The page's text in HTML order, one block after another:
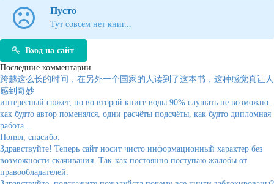
Пусто
Тут совсем нет книг...
Вход на сайт
Последние комментарии
跨越这么长的时间，在另外一个国家的人读到了这本书，这种感觉真让人
感到奇妙
интересный сюжет, но во второй книге воды 90% слушать не возможно.
как будто автор поменялся, одни расчёты подсчёты, как будто дипломная
работа...
Понял, спасибо.
Здравствуйте! Теперь сайт носит чисто информационный характер без
возможности скачивания. Так-как постоянно поступаю жалобы от
правообладателей.